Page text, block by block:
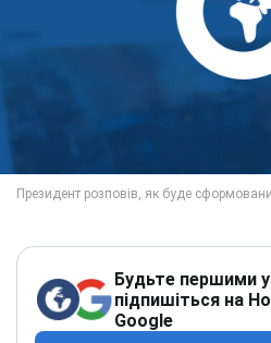
Будьте першими
підпишіться на
Google